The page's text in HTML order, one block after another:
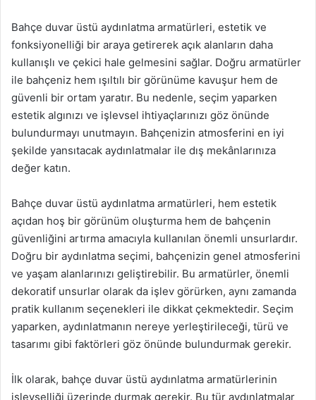
Bahçe duvar üstü aydınlatma armatürleri, estetik ve
fonksiyonelliği bir araya getirerek açık alanların daha
kullanışlı ve çekici hale gelmesini sağlar. Doğru armatürler
ile bahçeniz hem ışıltılı bir görünüme kavuşur hem de
güvenli bir ortam yaratır. Bu nedenle, seçim yaparken
estetik algınızı ve işlevsel ihtiyaçlarınızı göz önünde
bulundurmayı unutmayın. Bahçenizin atmosferini en iyi
şekilde yansıtacak aydınlatmalar ile dış mekânlarınıza
değer katın.
Bahçe duvar üstü aydınlatma armatürleri, hem estetik
açıdan hoş bir görünüm oluşturma hem de bahçenin
güvenliğini artırma amacıyla kullanılan önemli unsurlardır.
Doğru bir aydınlatma seçimi, bahçenizin genel atmosferini
ve yaşam alanlarınızı geliştirebilir. Bu armatürler, önemli
dekoratif unsurlar olarak da işlev görürken, aynı zamanda
pratik kullanım seçenekleri ile dikkat çekmektedir. Seçim
yaparken, aydınlatmanın nereye yerleştirileceği, türü ve
tasarımı gibi faktörleri göz önünde bulundurmak gerekir.
İlk olarak, bahçe duvar üstü aydınlatma armatürlerinin
işlevselliği üzerinde durmak gerekir. Bu tür aydınlatmalar